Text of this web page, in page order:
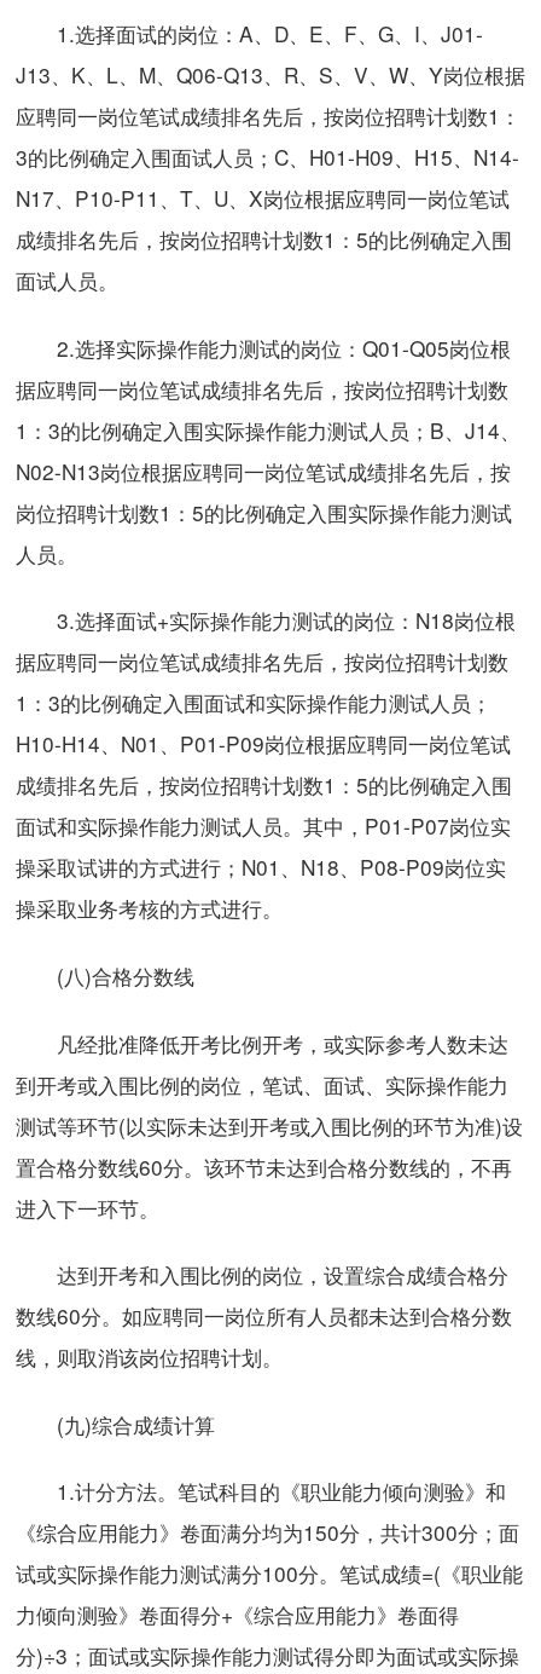
1.选择面试的岗位：A、D、E、F、G、I、J01-
J13、K、L、M、Q06-Q13、R、S、V、W、Y岗位根据
应聘同一岗位笔试成绩排名先后，按岗位招聘计划数1：
3的比例确定入围面试人员；C、H01-H09、H15、N14-
N17、P10-P11、T、U、X岗位根据应聘同一岗位笔试
成绩排名先后，按岗位招聘计划数1：5的比例确定入围
面试人员。
2.选择实际操作能力测试的岗位：Q01-Q05岗位根
据应聘同一岗位笔试成绩排名先后，按岗位招聘计划数
1：3的比例确定入围实际操作能力测试人员；B、J14、
N02-N13岗位根据应聘同一岗位笔试成绩排名先后，按
岗位招聘计划数1：5的比例确定入围实际操作能力测试
人员。
3.选择面试+实际操作能力测试的岗位：N18岗位根
据应聘同一岗位笔试成绩排名先后，按岗位招聘计划数
1：3的比例确定入围面试和实际操作能力测试人员；
H10-H14、N01、P01-P09岗位根据应聘同一岗位笔试
成绩排名先后，按岗位招聘计划数1：5的比例确定入围
面试和实际操作能力测试人员。其中，P01-P07岗位实
操采取试讲的方式进行；N01、N18、P08-P09岗位实
操采取业务考核的方式进行。
(八)合格分数线
凡经批准降低开考比例开考，或实际参考人数未达
到开考或入围比例的岗位，笔试、面试、实际操作能力
测试等环节(以实际未达到开考或入围比例的环节为准)设
置合格分数线60分。该环节未达到合格分数线的，不再
进入下一环节。
达到开考和入围比例的岗位，设置综合成绩合格分
数线60分。如应聘同一岗位所有人员都未达到合格分数
线，则取消该岗位招聘计划。
(九)综合成绩计算
1.计分方法。笔试科目的《职业能力倾向测验》和
《综合应用能力》卷面满分均为150分，共计300分；面
试或实际操作能力测试满分100分。笔试成绩=(《职业能
力倾向测验》卷面得分+《综合应用能力》卷面得
分)÷3；面试或实际操作能力测试得分即为面试或实际操